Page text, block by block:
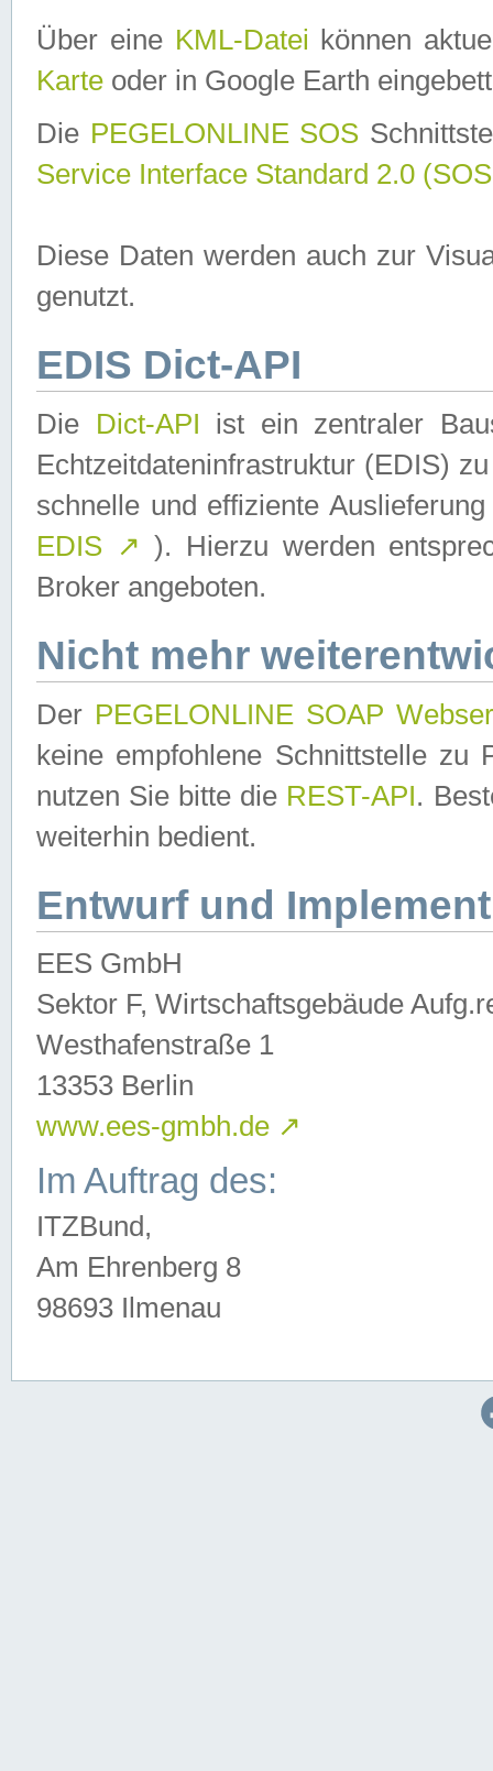
Über eine KML-Datei können
Karte oder in Google Earth
Die PEGELONLINE SOS
Service Interface Standard 2.0
Diese Daten werden auch zur
genutzt.
EDIS Dict-API
Die Dict-API ist ein zentraler
Echtzeitdateninfrastruktur (EDIS)
schnelle und effiziente
EDIS ↗ ). Hierzu werden
Broker angeboten.
Nicht mehr
Der PEGELONLINE SOAP
keine empfohlene Schnittstelle zu
nutzen Sie bitte die REST-API.
weiterhin bedient.
Entwurf und
EES GmbH
Sektor F, Wirtschaftsgebäude
Westhafenstraße 1
13353 Berlin
www.ees-gmbh.de ↗
Im Auftrag des:
ITZBund,
Am Ehrenberg 8
98693 Ilmenau